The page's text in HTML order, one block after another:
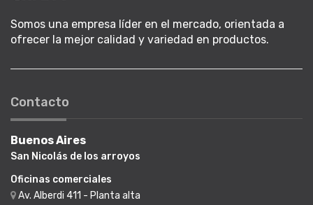
Somos una empresa líder en el mercado, orientada a
ofrecer la mejor calidad y variedad en productos.
Contacto
Buenos Aires
San Nicolás de los arroyos
Oficinas comerciales
Av. Alberdi 411 - Planta alta